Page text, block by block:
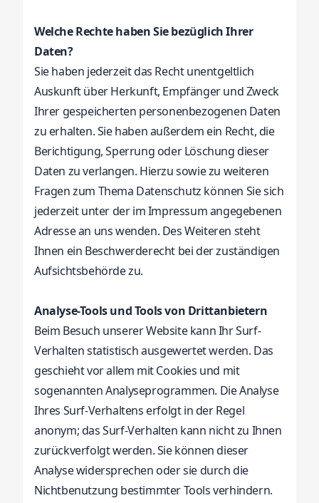
Welche Rechte haben Sie bezüglich Ihrer
Daten?
Sie haben jederzeit das Recht unentgeltlich
Auskunft über Herkunft, Empfänger und Zweck
Ihrer gespeicherten personenbezogenen Daten
zu erhalten. Sie haben außerdem ein Recht, die
Berichtigung, Sperrung oder Löschung dieser
Daten zu verlangen. Hierzu sowie zu weiteren
Fragen zum Thema Datenschutz können Sie sich
jederzeit unter der im Impressum angegebenen
Adresse an uns wenden. Des Weiteren steht
Ihnen ein Beschwerderecht bei der zuständigen
Aufsichtsbehörde zu.
Analyse-Tools und Tools von Drittanbietern
Beim Besuch unserer Website kann Ihr Surf-
Verhalten statistisch ausgewertet werden. Das
geschieht vor allem mit Cookies und mit
sogenannten Analyseprogrammen. Die Analyse
Ihres Surf-Verhaltens erfolgt in der Regel
anonym; das Surf-Verhalten kann nicht zu Ihnen
zurückverfolgt werden. Sie können dieser
Analyse widersprechen oder sie durch die
Nichtbenutzung bestimmter Tools verhindern.